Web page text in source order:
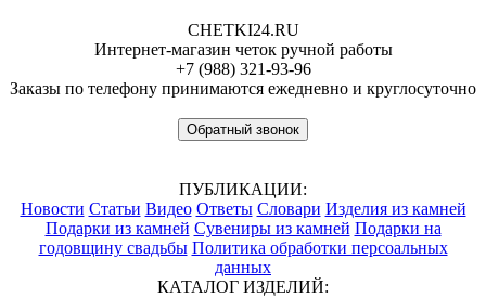
CHETKI24.RU
Интернет-магазин четок ручной работы
+7 (988) 321-93-96
Заказы по телефону принимаются ежедневно и круглосуточно
Обратный звонок
ПУБЛИКАЦИИ:
Новости Статьи Видео Ответы Словари Изделия из камней
Подарки из камней Сувениры из камней Подарки на
годовщину свадьбы Политика обработки персоальных
данных
КАТАЛОГ ИЗДЕЛИЙ: